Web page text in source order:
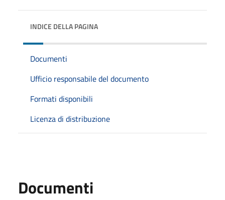
INDICE DELLA PAGINA
Documenti
Ufficio responsabile del documento
Formati disponibili
Licenza di distribuzione
Documenti